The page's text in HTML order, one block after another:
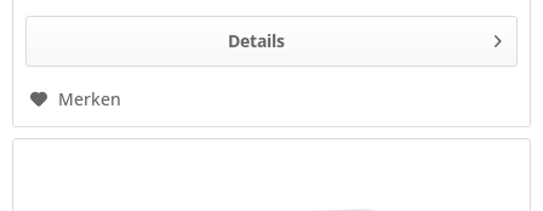
Details
Merken